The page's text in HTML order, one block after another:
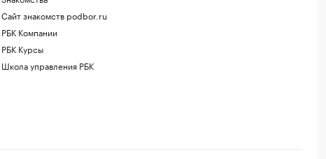
Сайт знакомств podbor.ru
РБК Компании
РБК Курсы
Школа управления РБК